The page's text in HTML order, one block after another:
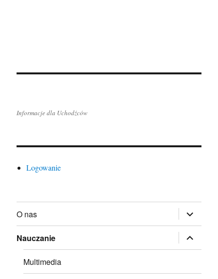
Informacje dla Uchodźców
Logowanie
O nas rozwiń
menu
potomne
Nauczanie
rozwiń
menu
potomne
Multimedia